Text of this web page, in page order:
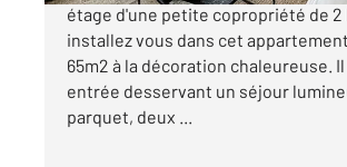
étage d'une petite copropriété de 2
installez vous dans cet
65m2 à la décoration chaleureuse.
entrée desservant un séjour
parquet, deux ...